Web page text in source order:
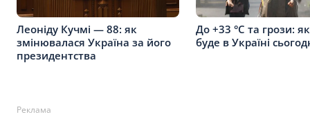
Леоніду Кучмі — 88: як
змінювалася Україна за його
президентства
До +33 °C та грози:
буде в Україні
Реклама